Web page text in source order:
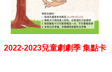
2022-2023兒童劇劇季 集點卡